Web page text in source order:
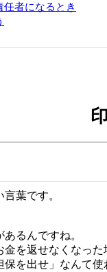
者になるとき
葉です。
るんですね。
金を返せなくなっ
を出せ」なんて使